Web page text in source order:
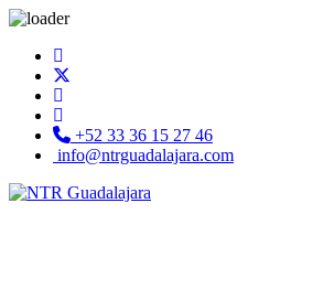
+52 33 36 15 27 46
info@ntrguadalajara.com